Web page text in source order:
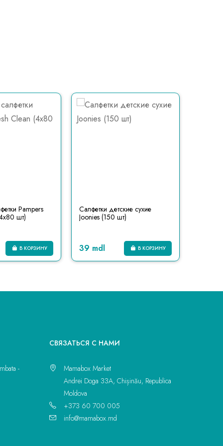
Pampers
шт)
В КОРЗИНУ
Cалфетки детские сухие
Joonies (150 шт)
39 mdl В КОРЗИНУ
-
CВЯЗАТЬСЯ С НАМИ
Mamabox Market
Andrei Doga 33A, Chișinău, Republica
Moldova
+373 60 700 005
info@mamabox.md